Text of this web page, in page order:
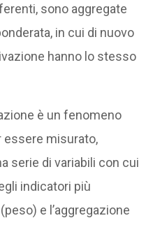
sono aggregate
in cui di nuovo
hanno lo stesso
è un fenomeno
essere misurato,
serie di variabili con cui
indicatori più
e l’aggregazione